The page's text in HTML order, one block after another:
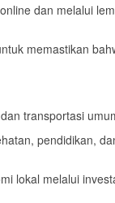
dan melalui
memastikan
transportasi
pendidikan,
lokal melalui